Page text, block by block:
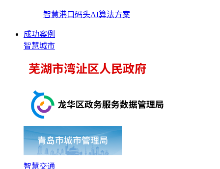
智慧港口码头AI算法方案
成功案例
智慧城市
智慧交通